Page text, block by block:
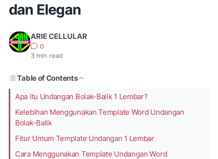
dan Elegan
ARIE CELLULAR
0
3 min read
Table of Contents
Apa Itu Undangan Bolak-Balik 1 Lembar?
Kelebihan Menggunakan Template Word Undangan
Bolak-Balik
Fitur Umum Template Undangan 1 Lembar
Cara Menggunakan Template Undangan Word